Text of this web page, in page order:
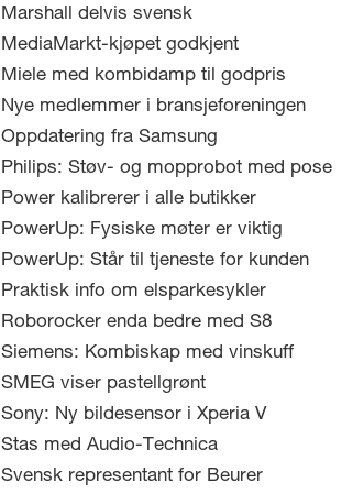
Marshall delvis svensk
MediaMarkt-kjøpet godkjent
Miele med kombidamp til godpris
Nye medlemmer i bransjeforeningen
Oppdatering fra Samsung
Philips: Støv- og mopprobot med pose
Power kalibrerer i alle butikker
PowerUp: Fysiske møter er viktig
PowerUp: Står til tjeneste for kunden
Praktisk info om elsparkesykler
Roborocker enda bedre med S8
Siemens: Kombiskap med vinskuff
SMEG viser pastellgrønt
Sony: Ny bildesensor i Xperia V
Stas med Audio-Technica
Svensk representant for Beurer